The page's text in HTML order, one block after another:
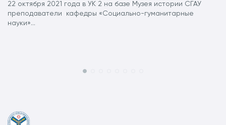
22 октября 2021 года в УК 2 на базе Музея истории СГАУ
преподаватели кафедры «Социально-гуманитарные
науки»...